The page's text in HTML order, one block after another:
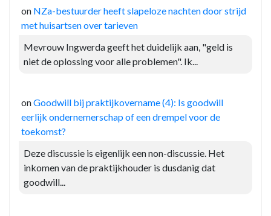
on NZa-bestuurder heeft slapeloze nachten door strijd
met huisartsen over tarieven
Mevrouw Ingwerda geeft het duidelijk aan, "geld is
niet de oplossing voor alle problemen". Ik...
onGoodwill bij praktijkovername (4): Is goodwill
eerlijk ondernemerschap of een drempel voor de
toekomst?
Deze discussie is eigenlijk een non-discussie. Het
inkomen van de praktijkhouder is dusdanig dat
goodwill...